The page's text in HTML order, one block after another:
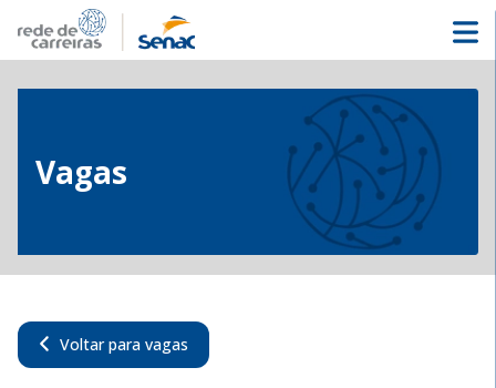
Vagas
Voltar para vagas